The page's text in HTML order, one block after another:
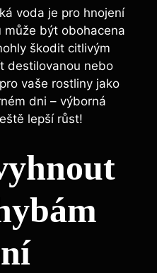
voda je pro hnojení
⁤může být obohacena
škodit ‍citlivým
destilovanou nebo
vaše ⁢rostliny​ jako
dni –​ výborná
lepší růst!